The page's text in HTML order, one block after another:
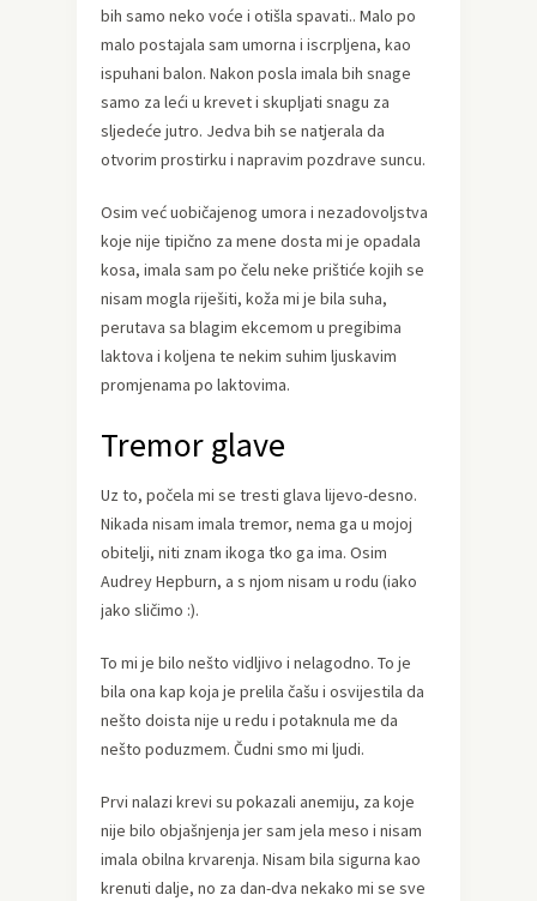
bih samo neko voće i otišla spavati.. Malo po
malo postajala sam umorna i iscrpljena, kao
ispuhani balon. Nakon posla imala bih snage
samo za leći u krevet i skupljati snagu za
sljedeće jutro. Jedva bih se natjerala da
otvorim prostirku i napravim pozdrave suncu.
Osim već uobičajenog umora i nezadovoljstva
koje nije tipično za mene dosta mi je opadala
kosa, imala sam po čelu neke prištiće kojih se
nisam mogla riješiti, koža mi je bila suha,
perutava sa blagim ekcemom u pregibima
laktova i koljena te nekim suhim ljuskavim
promjenama po laktovima.
Tremor glave
Uz to, počela mi se tresti glava lijevo-desno.
Nikada nisam imala tremor, nema ga u mojoj
obitelji, niti znam ikoga tko ga ima. Osim
Audrey Hepburn, a s njom nisam u rodu (iako
jako sličimo :).
To mi je bilo nešto vidljivo i nelagodno. To je
bila ona kap koja je prelila čašu i osvijestila da
nešto doista nije u redu i potaknula me da
nešto poduzmem. Čudni smo mi ljudi.
Prvi nalazi krevi su pokazali anemiju, za koje
nije bilo objašnjenja jer sam jela meso i nisam
imala obilna krvarenja. Nisam bila sigurna kao
krenuti dalje, no za dan-dva nekako mi se sve